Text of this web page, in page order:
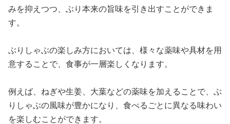
みを抑えつつ、ぶり本来の旨味を引き出すことができま
す。
ぶりしゃぶの楽しみ方においては、様々な薬味や具材を用
意することで、食事が一層楽しくなります。
例えば、ねぎや生姜、大葉などの薬味を加えることで、ぶ
りしゃぶの風味が豊かになり、食べるごとに異なる味わい
を楽しむことができます。